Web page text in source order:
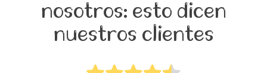
nosotros: esto dicen
nuestros clientes